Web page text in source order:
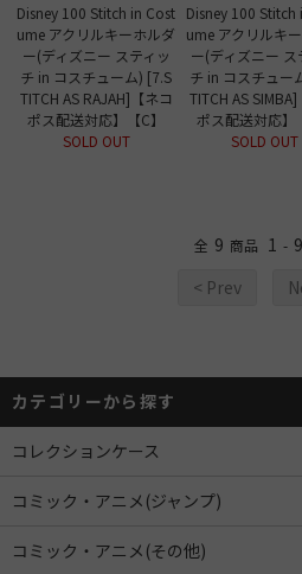
Disney 100 Stitch in Cost
ume アクリルキーホルダ
ー(ディズニー スティッ
チ in コスチューム) [7.S
TITCH AS RAJAH]【ネコ
ポス配送対応】【C】
SOLD OUT
Disney 100 Stitch
ume アクリルキ
ー(ディズニー ス
チ in コスチュー
TITCH AS SIMBA]
ポス配送対応】
SOLD OUT
全 9 商品 1 - 9
< Prev
カテゴリーから探す
コレクションケース
コミック・アニメ(ジャンプ)
コミック・アニメ(その他)